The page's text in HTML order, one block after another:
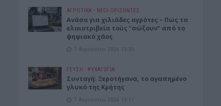
ΑΓΡΟΤΙΚΑ • ΝΕΟΙ ΟΡΙΖΟΝΤΕΣ
Ανάσα για χιλιάδες αγρότες – Πώς τα
ελαιοτριβεία τούς “σώζουν” από το
ψηφιακό χάος
7 Αυγούστου 2026 13:30
ΓΕΎΣΗ - ΨΥΧΑΓΩΓΊΑ
Συνταγή: Ξεροτήγανα, το αγαπημένο
γλυκό της Κρήτης
7 Αυγούστου 2026 13:11